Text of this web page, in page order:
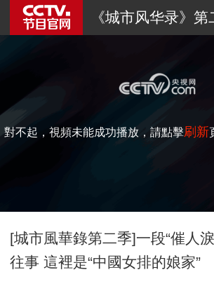
《城市风华录》第
對不起，視頻未能成功播放，請點擊刷新
[城市風華錄第二季]一段“催人
往事 這裡是“中國女排的娘家”